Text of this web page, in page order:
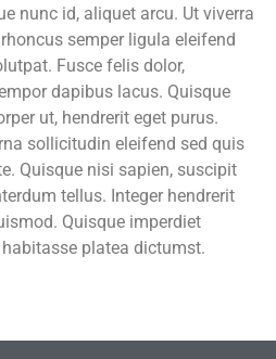
nunc id, aliquet arcu. Ut viverra
semper ligula eleifend
Fusce felis dolor,
dapibus lacus. Quisque
ut, hendrerit eget purus.
sollicitudin eleifend sed quis
Quisque nisi sapien, suscipit
tellus. Integer hendrerit
Quisque imperdiet
platea dictumst.